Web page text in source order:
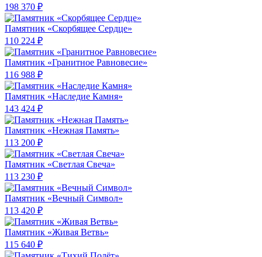
198 370 ₽
Памятник «Скорбящее Сердце»
110 224 ₽
Памятник «Гранитное Равновесие»
116 988 ₽
Памятник «Наследие Камня»
143 424 ₽
Памятник «Нежная Память»
113 200 ₽
Памятник «Светлая Свеча»
113 230 ₽
Памятник «Вечный Символ»
113 420 ₽
Памятник «Живая Ветвь»
115 640 ₽